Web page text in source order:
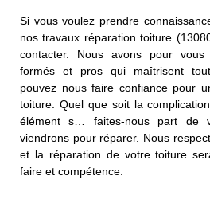
Si vous voulez prendre
nos travaux réparation toiture
contacter. Nous avons pour
formés et pros qui maîtrisent
pouvez nous faire confiance pour
toiture. Quel que soit la
élément s… faites-nous part de
viendrons pour réparer. Nous
et la réparation de votre toiture
faire et compétence.